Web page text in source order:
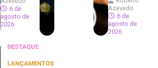
6 de
agosto de
2026
Azevedo
6 de
agosto de
2026
DESTAQUE
LANÇAMENTOS